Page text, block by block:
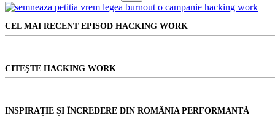
în
toată
țara
Niciun
CEL MAI RECENT EPISOD HACKING WORK
CITEŞTE HACKING WORK
INSPIRAȚIE ȘI ÎNCREDERE DIN ROMÂNIA PERFORMANTĂ